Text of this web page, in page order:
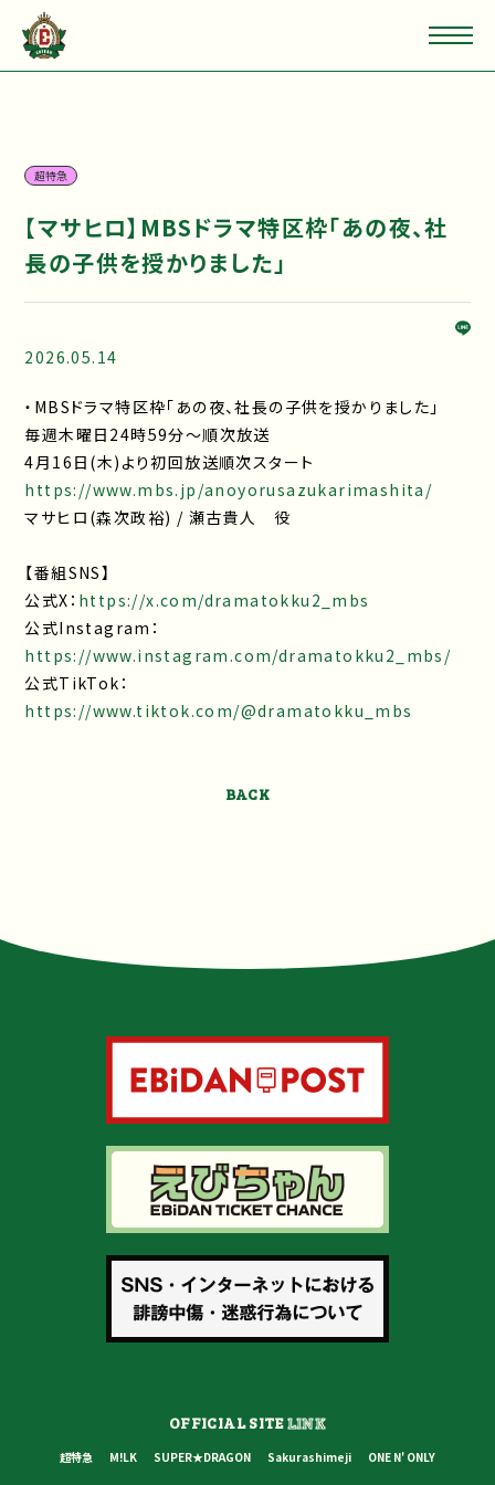
超特急
【マサヒロ】MBSドラマ特区枠「あの夜、社
長の子供を授かりました」
2026.05.14
・MBSドラマ特区枠「あの夜、社長の子供を授かりました」
毎週木曜日24時59分～順次放送
4月16日(木)より初回放送順次スタート
https://www.mbs.jp/anoyorusazukarimashita/
マサヒロ(森次政裕) / 瀬古貴人 役
【番組SNS】
公式X： https://x.com/dramatokku2_mbs
公式Instagram：
https://www.instagram.com/dramatokku2_mbs/
公式TikTok：
https://www.tiktok.com/@dramatokku_mbs
BACK
OFFICIAL SITELINK
超特急 M!LK SUPER★DRAGON Sakurashimeji
ONE N' ONLY